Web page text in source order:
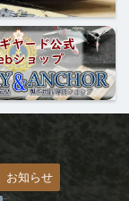
お知らせ